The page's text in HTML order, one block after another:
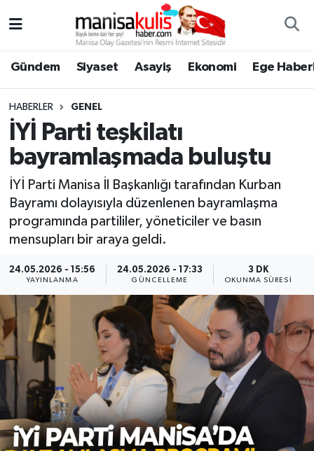
Gündem Siyaset Asayiş Ekonomi Ege
HABERLER GENEL
İYİ Parti teşkilatı
bayramlaşmada buluştu
İYİ Parti Manisa İl Başkanlığı tarafından Kurban
Bayramı dolayısıyla düzenlenen bayramlaşma
programında partililer, yöneticiler ve basın
mensupları bir araya geldi.
24.05.2026 - 15:56
YAYINLANMA
24.05.2026 - 17:33
GÜNCELLEME
3 DK
OKUNMA SÜRESI
Ege Haberleri
Ekonomi
Genel
Gündem
Resmi İlan
Siyaset
Spor
Türkiye
Yaşam
Yunusemre Hava Durumu
Yunusemre Trafik Yoğunluk Haritası
Süper Lig Puan Durumu ve Fikstür
Tüm Manşetler
Son Dakika Haberleri
Haber Arşivi